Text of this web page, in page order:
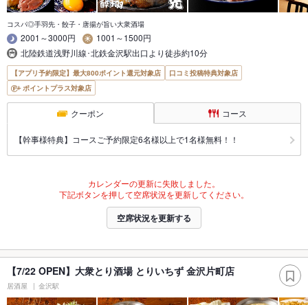
コスパ◎手羽先・餃子・唐揚が旨い大衆酒場
2001～3000円
1001～1500円
北陸鉄道浅野川線･北鉄金沢駅出口より徒歩約10分
【アプリ予約限定】最大800ポイント還元対象店
口コミ投稿特典対象店
ポイントプラス対象店
クーポン コース
【幹事様特典】コースご予約限定6名様以上で1名様無料！！
カレンダーの更新に失敗しました。
下記ボタンを押して空席状況を更新してください。
空席状況を更新する
【7/22 OPEN】大衆とり酒場 とりいちず 金沢片町店
居酒屋 金沢駅